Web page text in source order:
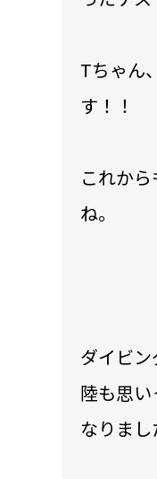
Tちゃん
す！！
これか
ね。
ダイビ
陸も思
なりまし